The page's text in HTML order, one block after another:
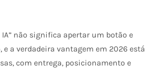
não significa apertar um botão e
a verdadeira vantagem em 2026 está
com entrega, posicionamento e